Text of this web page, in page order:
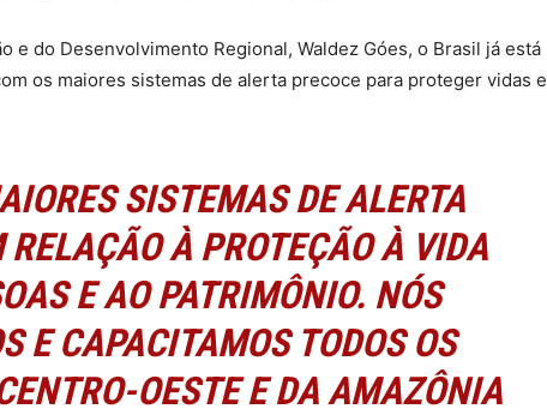
e do Desenvolvimento Regional, Waldez Góes, o Brasil já está
os maiores sistemas de alerta precoce para proteger vidas e
SISTEMAS DE ALERTA
RELAÇÃO À PROTEÇÃO À VIDA
E AO PATRIMÔNIO. NÓS
E CAPACITAMOS TODOS OS
OESTE E DA AMAZÔNIA